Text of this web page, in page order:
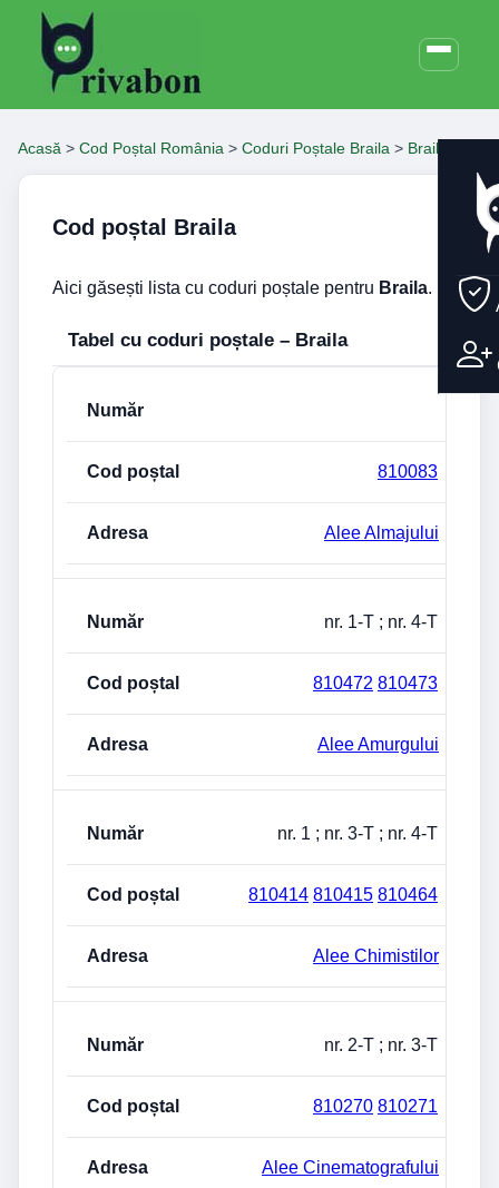
Acasă > Cod Poștal România > Coduri Poștale Braila > Braila
Cod poștal Braila
Aici găsești lista cu coduri poștale pentru Braila.
Tabel cu coduri poștale – Braila
810083
Alee Almajului
nr. 1-T ; nr. 4-T
810472 810473
Alee Amurgului
nr. 1 ; nr. 3-T ; nr. 4-T
810414 810415 810464
Alee Chimistilor
nr. 2-T ; nr. 3-T
810270 810271
Alee Cinematografului